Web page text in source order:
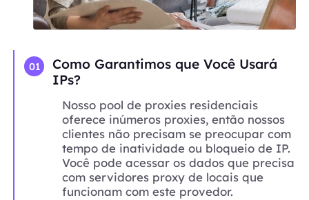
01
Como Garantimos que Você Usará
IPs?
Nosso pool de proxies residenciais
oferece inúmeros proxies, então nossos
clientes não precisam se preocupar com
tempo de inatividade ou bloqueio de IP.
Você pode acessar os dados que precisa
com servidores proxy de locais que
funcionam com este provedor.